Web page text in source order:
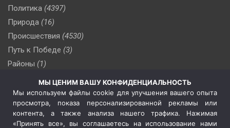
Политика (4397)
Природа (16)
Происшествия (4530)
Путь к Победе (3)
Районы (1)
(510)
Сельское хозяйство (3)
Социальная политика
(3)
Спецоперация в Украине
МЫ ЦЕНИМ ВАШУ КОНФИДЕНЦИАЛЬНОСТЬ
Мы используем файлы cookie для улучшения вашего опыта
просмотра, показа персонализированной рекламы или
контента, а также анализа нашего трафика. Нажимая
«Принять все», вы соглашаетесь на использование нами